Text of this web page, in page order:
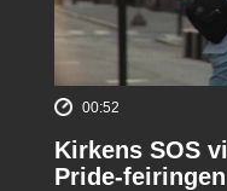
00:52
Kirkens SOS
Pride-feiringen